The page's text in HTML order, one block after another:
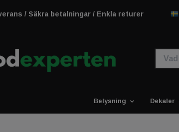
/ Säkra betalningar / Enkla returer
Belysning Dekaler